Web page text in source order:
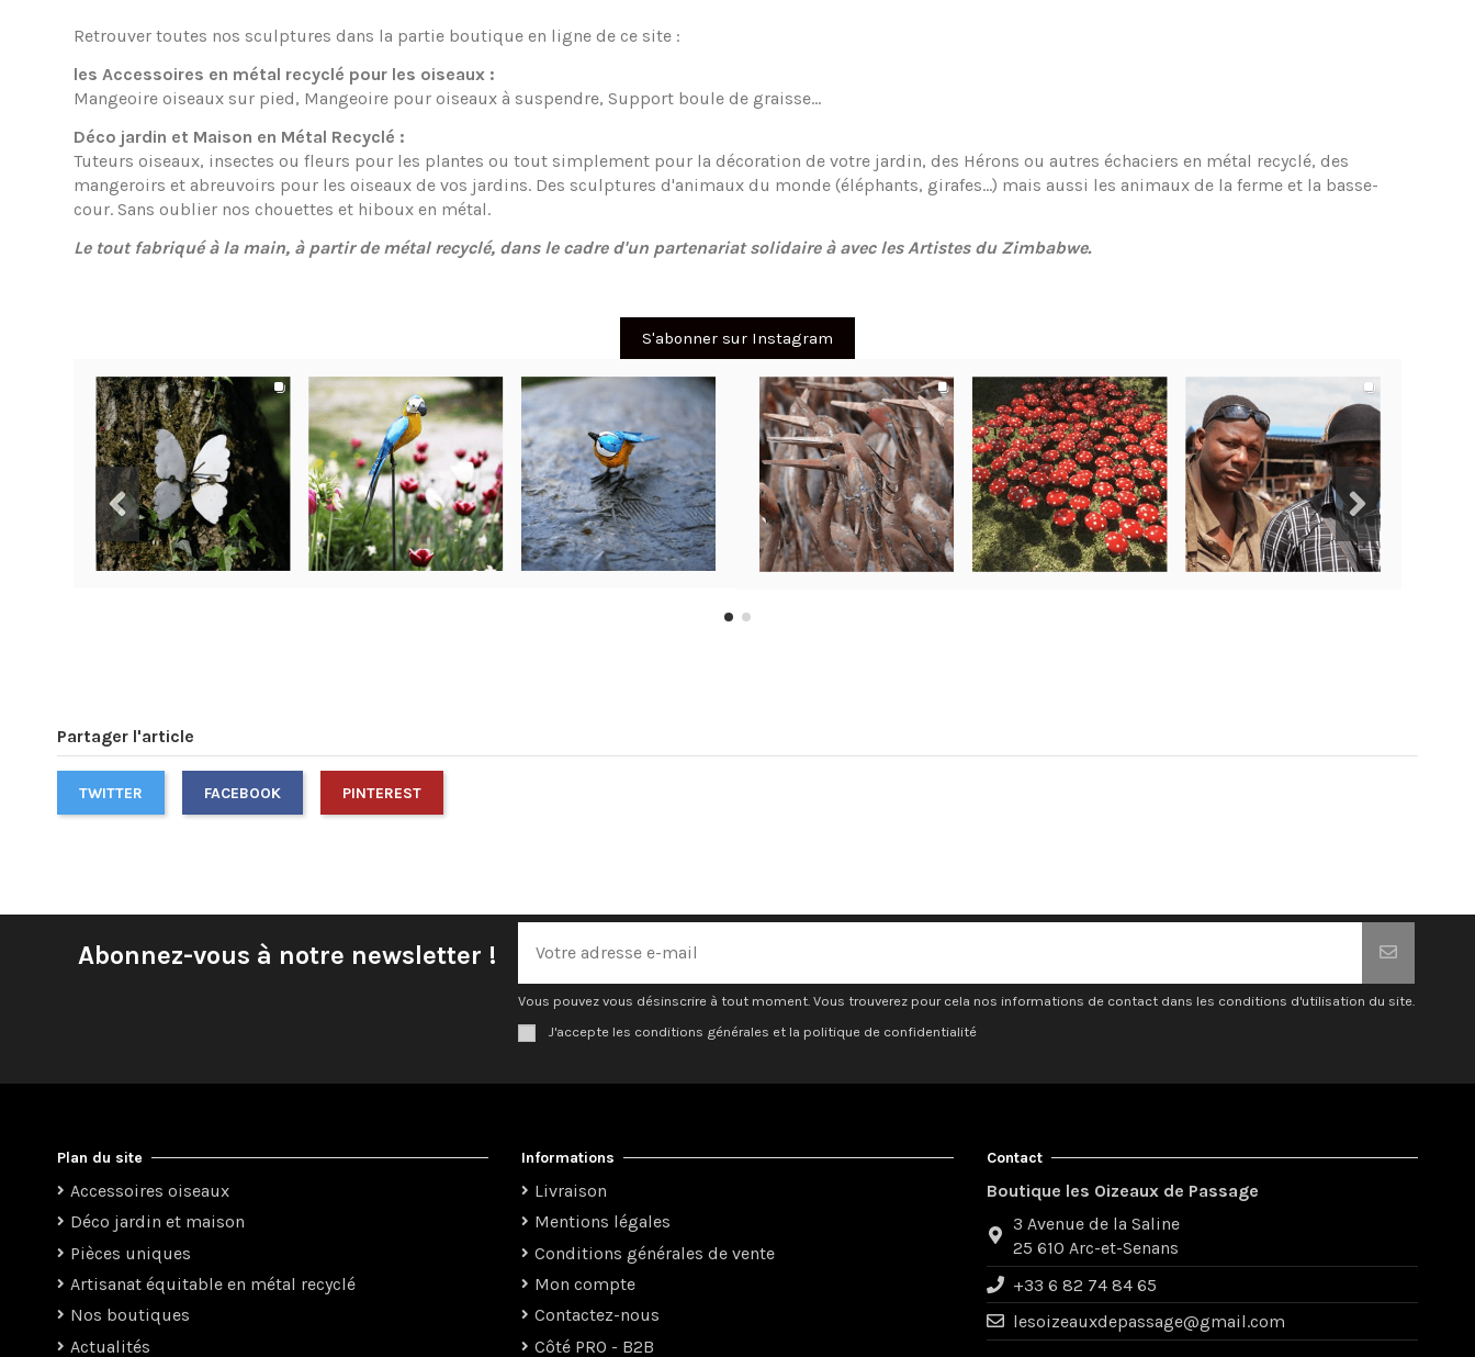
Retrouver toutes nos sculptures dans la partie boutique en ligne de ce site :
les Accessoires en métal recyclé pour les oiseaux :
Mangeoire oiseaux sur pied, Mangeoire pour oiseaux à suspendre, Support boule de graisse...
Déco jardin et Maison en Métal Recyclé :
Tuteurs oiseaux, insectes ou fleurs pour les plantes ou tout simplement pour la décoration de votre jardin, des Hérons ou autres échaciers en métal recyclé, des
mangeroirs et abreuvoirs pour les oiseaux de vos jardins. Des sculptures d'animaux du monde (éléphants, girafes...) mais aussi les animaux de la ferme et la basse-
cour. Sans oublier nos chouettes et hiboux en métal.
Le tout fabriqué à la main, à partir de métal recyclé, dans le cadre d'un partenariat solidaire à avec les Artistes du Zimbabwe.
S'abonner sur Instagram
Partager l'article
TWITTER FACEBOOK PINTEREST
Abonnez-vous à notre newsletter !
Vous pouvez vous désinscrire à tout moment. Vous trouverez pour cela nos informations de contact dans les conditions d'utilisation du site.
J'accepte les conditions générales et la politique de confidentialité
Plan du site
Accessoires oiseaux
Déco jardin et maison
Pièces uniques
Artisanat équitable en métal recyclé
Nos boutiques
Actualités
Informations
Livraison
Mentions légales
Conditions générales de vente
Mon compte
Contactez-nous
Côté PRO - B2B
Contact
Boutique les Oizeaux de Passage
3 Avenue de la Saline
25 610 Arc-et-Senans
+33 6 82 74 84 65
lesoizeauxdepassage@gmail.com